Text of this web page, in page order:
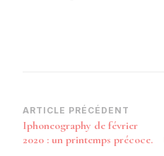
Navigation
d’article
ARTICLE PRÉCÉDENT
Iphoneography de février
2020 : un printemps précoce.